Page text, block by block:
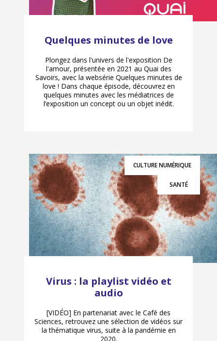
Quelques minutes de love
Plongez dans l'univers de l'exposition De
l'amour, présentée en 2021 au Quai des
Savoirs, avec la websérie Quelques minutes de
love ! Dans chaque épisode, découvrez en
quelques minutes avec les médiatrices de
l’exposition un concept ou un objet inédit.
CULTURE NUMÉRIQUE
SANTÉ
Virus : la playlist vidéo et
audio
[VIDÉO] En partenariat avec le Café des
Sciences, retrouvez une sélection de vidéos sur
la thématique virus, suite à la pandémie en
2020.